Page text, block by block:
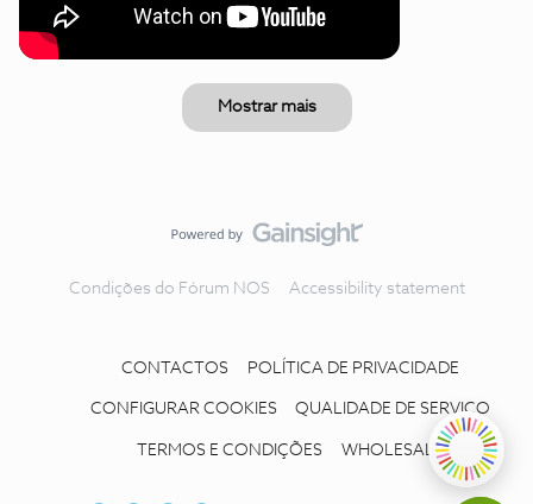
Mostrar mais
Condições do Fórum NOS Accessibility statement
CONTACTOS POLÍTICA DE PRIVACIDADE
CONFIGURAR COOKIES QUALIDADE DE SERVIÇO
TERMOS E CONDIÇÕES WHOLESALE